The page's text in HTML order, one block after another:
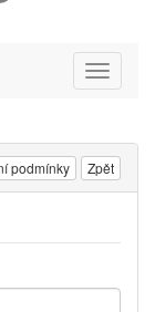
Toggle
podmínky Zpět